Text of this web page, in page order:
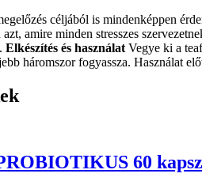
céljából is mindenképpen
azt, amire minden stresszes
Elkészítés és használat Vegye ki a
háromszor fogyassza. Használat
60